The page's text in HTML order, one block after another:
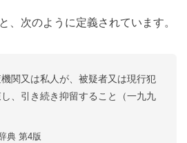
、次のように定義されています。
関又は私人が、被疑者又は現行犯
、引き続き抑留すること（一九九
典 第4版